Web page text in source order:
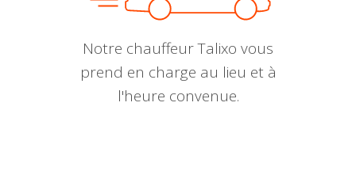
Notre chauffeur Talixo vous
prend en charge au lieu et à
l'heure convenue.